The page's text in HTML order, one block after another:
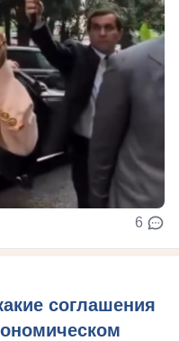
6
соглашения